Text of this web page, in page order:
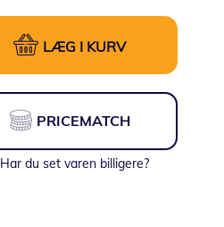
LÆG I KURV
PRICEMATCH
Har du set varen billigere?